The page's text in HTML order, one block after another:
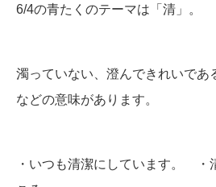
6/4の青たくのテーマは「清」。
濁っていない、澄んできれいであ
などの意味があります。
・いつも清潔にしています。 ・